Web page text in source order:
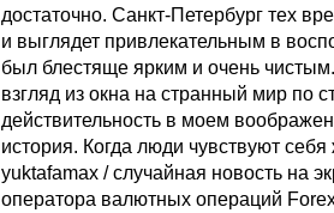
достаточно. Санкт-Петербург тех
и выглядет привлекательным в
был блестяще ярким и очень
взгляд из окна на странный мир по
действительность в моем
история. Когда люди чувствуют
yuktafamax / случайная новость на
оператора валютных операций